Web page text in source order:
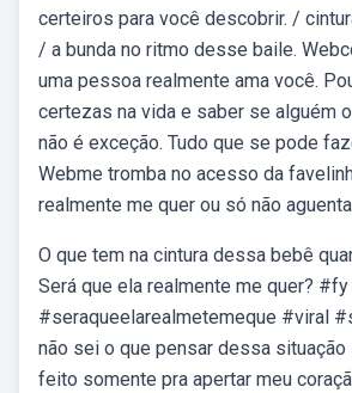
certeiros para você descobrir. /
/ a bunda no ritmo desse baile.
uma pessoa realmente ama você.
certezas na vida e saber se alguém
não é exceção. Tudo que se pode
Webme tromba no acesso da
realmente me quer ou só não
O que tem na cintura dessa bebê
Será que ela realmente me quer? #fy
#seraqueelarealmetemeque #viral
não sei o que pensar dessa
feito somente pra apertar meu